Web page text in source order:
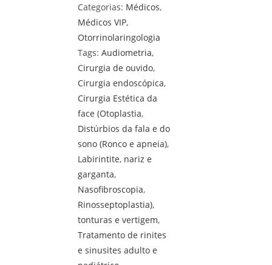
Categorias: Médicos,
Médicos VIP,
Otorrinolaringologia
Tags: Audiometria,
Cirurgia de ouvido,
Cirurgia endoscópica,
Cirurgia Estética da
face (Otoplastia,
Distúrbios da fala e do
sono (Ronco e apneia),
Labirintite, nariz e
garganta,
Nasofibroscopia,
Rinosseptoplastia),
tonturas e vertigem,
Tratamento de rinites
e sinusites adulto e